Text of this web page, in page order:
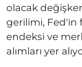
olacak
gerilimi, Fed'in
endeksi ve
alımları yer